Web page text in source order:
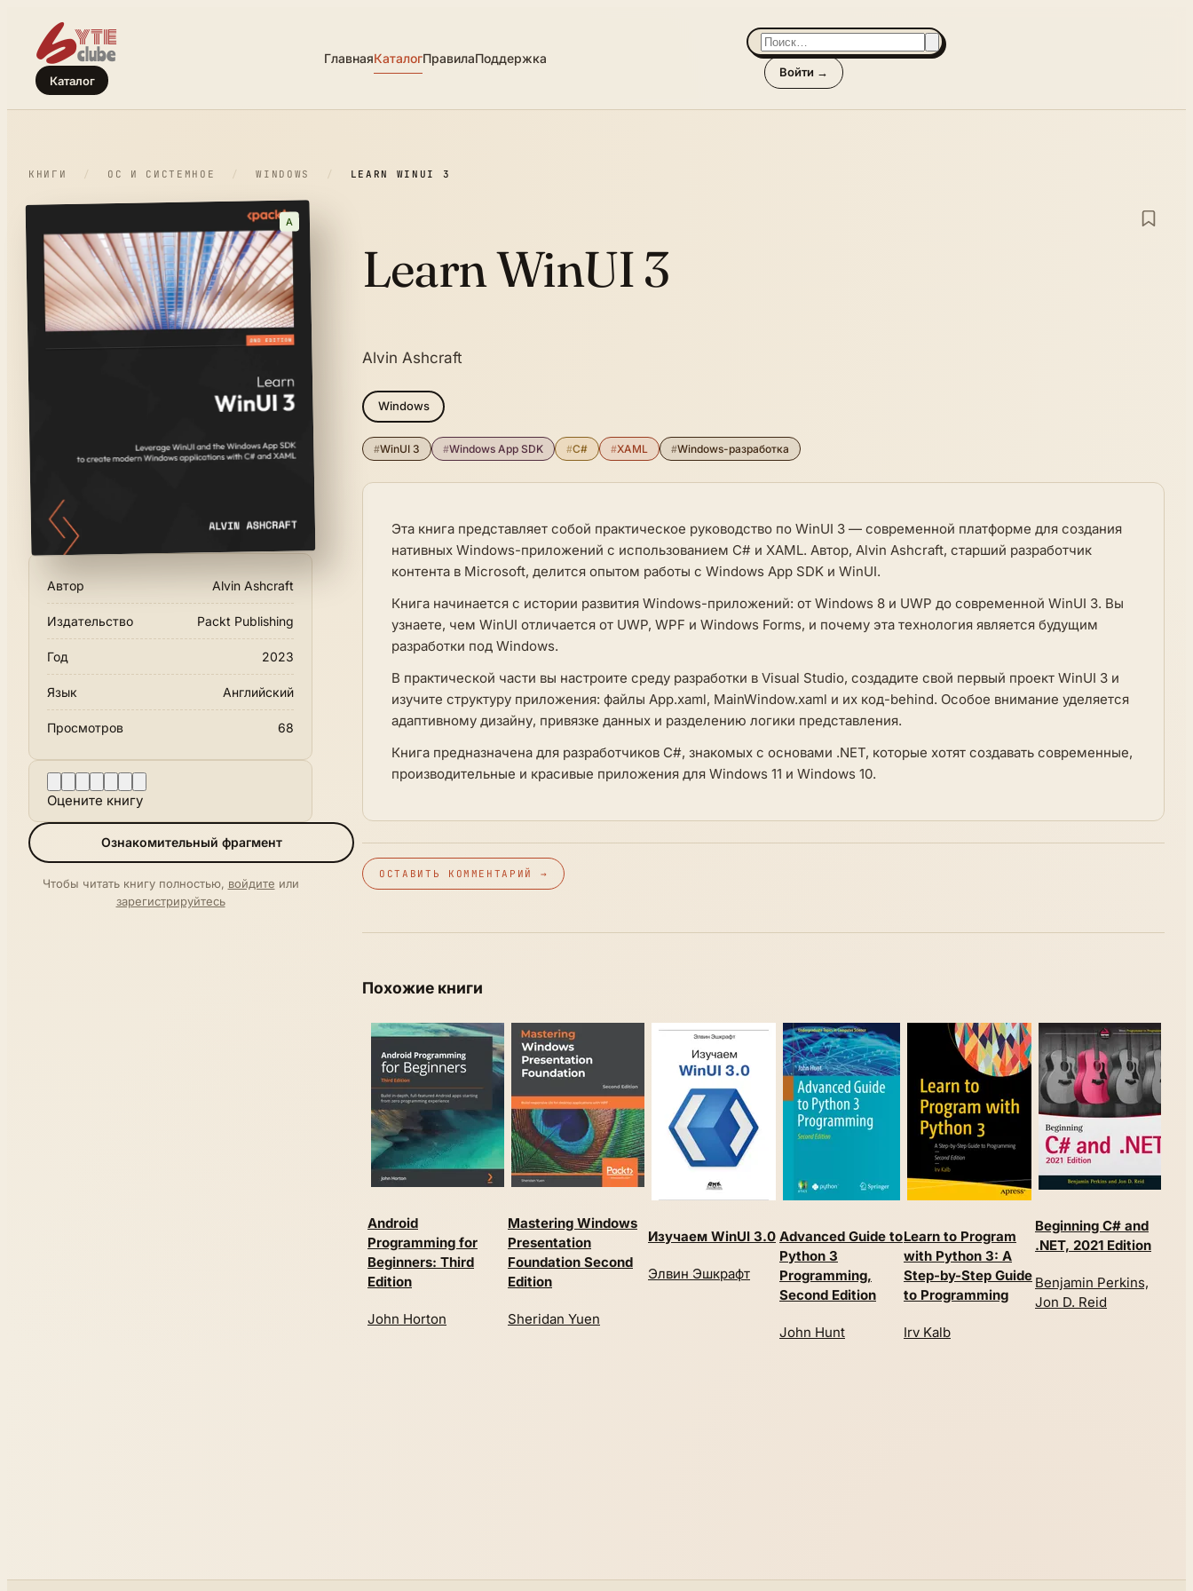
Каталог
ГлавнаяКаталогПравилаПоддержка
Войти →
КНИГИ / ОС И СИСТЕМНОЕ / WINDOWS / LEARN WINUI 3
A
Автор Alvin Ashcraft
Издательство Packt Publishing
Год 2023
Язык Английский
Просмотров 68
Оцените книгу
Ознакомительный фрагмент
Чтобы читать книгу полностью, войдите или
зарегистрируйтесь
Learn WinUI 3
Alvin Ashcraft
Windows
#WinUI 3 #Windows App SDK #C# #XAML #Windows-разработка
Эта книга представляет собой практическое руководство по WinUI 3 — современной платформе для создания
нативных Windows-приложений с использованием C# и XAML. Автор, Alvin Ashcraft, старший разработчик
контента в Microsoft, делится опытом работы с Windows App SDK и WinUI.
Книга начинается с истории развития Windows-приложений: от Windows 8 и UWP до современной WinUI 3. Вы
узнаете, чем WinUI отличается от UWP, WPF и Windows Forms, и почему эта технология является будущим
разработки под Windows.
В практической части вы настроите среду разработки в Visual Studio, создадите свой первый проект WinUI 3 и
изучите структуру приложения: файлы App.xaml, MainWindow.xaml и их код-behind. Особое внимание уделяется
адаптивному дизайну, привязке данных и разделению логики представления.
Книга предназначена для разработчиков C#, знакомых с основами .NET, которые хотят создавать современные,
производительные и красивые приложения для Windows 11 и Windows 10.
ОСТАВИТЬ КОММЕНТАРИЙ →
Похожие книги
Android
Programming for
Beginners: Third
Edition
John Horton
Mastering Windows
Presentation
Foundation Second
Edition
Sheridan Yuen
Изучаем WinUI 3.0
Элвин Эшкрафт
Advanced Guide to
Python 3
Programming,
Second Edition
John Hunt
Learn to Program
with Python 3: A
Step-by-Step Guide
to Programming
Irv Kalb
Beginning C# and
.NET, 2021 Edition
Benjamin Perkins,
Jon D. Reid